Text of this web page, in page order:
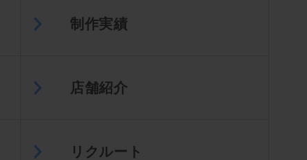
制作実績
店舗紹介
リクルート